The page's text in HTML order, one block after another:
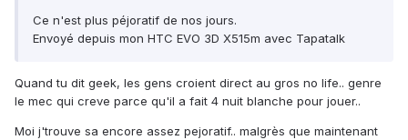
Ce n'est plus péjoratif de nos jours.
Envoyé depuis mon HTC EVO 3D X515m avec Tapatalk
Quand tu dit geek, les gens croient direct au gros no life.. genre
le mec qui creve parce qu'il a fait 4 nuit blanche pour jouer..
Moi j'trouve sa encore assez pejoratif.. malgrès que maintenant